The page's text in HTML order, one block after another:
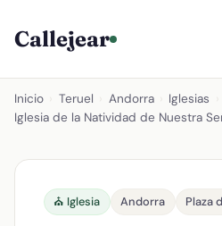
Callejear
Inicio Teruel Andorra Iglesias
Iglesia de la Natividad de Nuestra
⛪ Iglesia Andorra Plaza